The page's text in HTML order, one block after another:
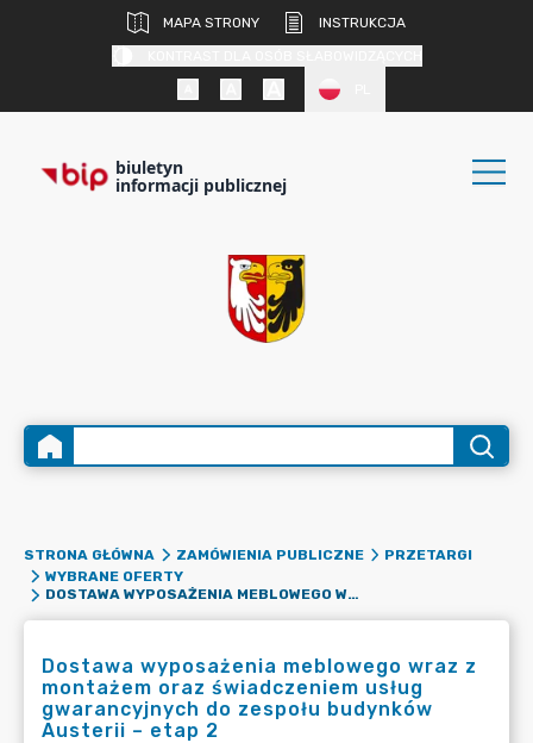
MAPA STRONY
INSTRUKCJA
biuletyn
informacji publicznej
STRONA GŁÓWNA ZAMÓWIENIA PUBLICZNE
PRZETARGI
WYBRANE OFERTY
DOSTAWA WYPOSAŻENIA MEBLOWEGO WRAZ Z MONTAŻEM ORAZ ŚWIADCZENIEM USŁUG GWARANCYJNYCH DO ZESPOŁU BUDYNKÓW AUSTERII – ETAP 2
Dostawa wyposażenia meblowego wraz z
montażem oraz świadczeniem usług
gwarancyjnych do zespołu budynków
Austerii – etap 2